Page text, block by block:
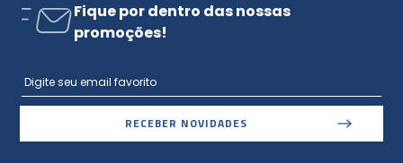
Fique por dentro das nossas
promoções!
RECEBER NOVIDADES